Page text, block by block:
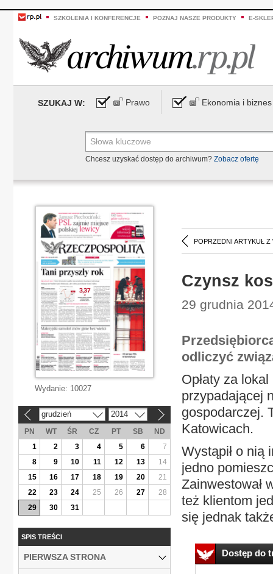
SZKOLENIA I KONFERENCJE POZNAJ NASZE PRODUKTY E-
SZUKAJ W: Prawo Ekonomia i biznes
Chcesz uzyskać dostęp do archiwum? Zobacz ofertę
POPRZEDNI ARTYKUŁ Z
Czynsz
29 grudnia
odliczyć
Opłaty za
przypadającej
gospodarczej.
Katowicach.
Wystąpił o nią
jedno
Zainwestował
też klientom
się jednak
Dostęp do
Wydanie: 10027
grudzień 2014
PN WT ŚR CZ PT SB
ND
1
2 3 4 5 6
7
8
9 10 11 12 13
14
15
16 17 18 19 20
21
22
23 24 25 26 27
28
29
30 31
SPIS TREŚCI
PIERWSZA STRONA